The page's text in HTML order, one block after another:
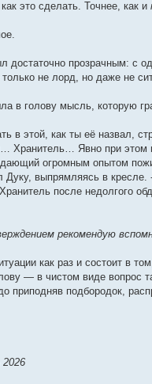
это сделать. Точнее, как и
достаточно прозрачным: с
не лорд, но даже не
в голову мысль, которую
в этой, как ты её назвал,
Хранитель… Явно при этом
огромным опытом
Дуку, выпрямляясь в
после недолгого
рекомендую
как раз и состоит в
— в чистом виде вопрос
приподняв подбородок,
2026